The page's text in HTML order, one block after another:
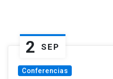
2 SEP
Conferencias